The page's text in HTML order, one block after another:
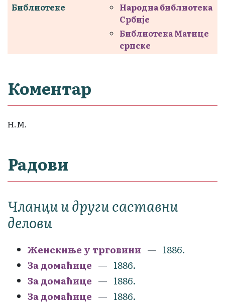
Библиотеке
Народна библиотека
Србије
Библиотека Матице
српске
Коментар
Н.М.
Радови
Чланци и други саставни
делови
Женскиње у трговини
1886.
За домаћице
1886.
За домаћице
1886.
За домаћице
1886.